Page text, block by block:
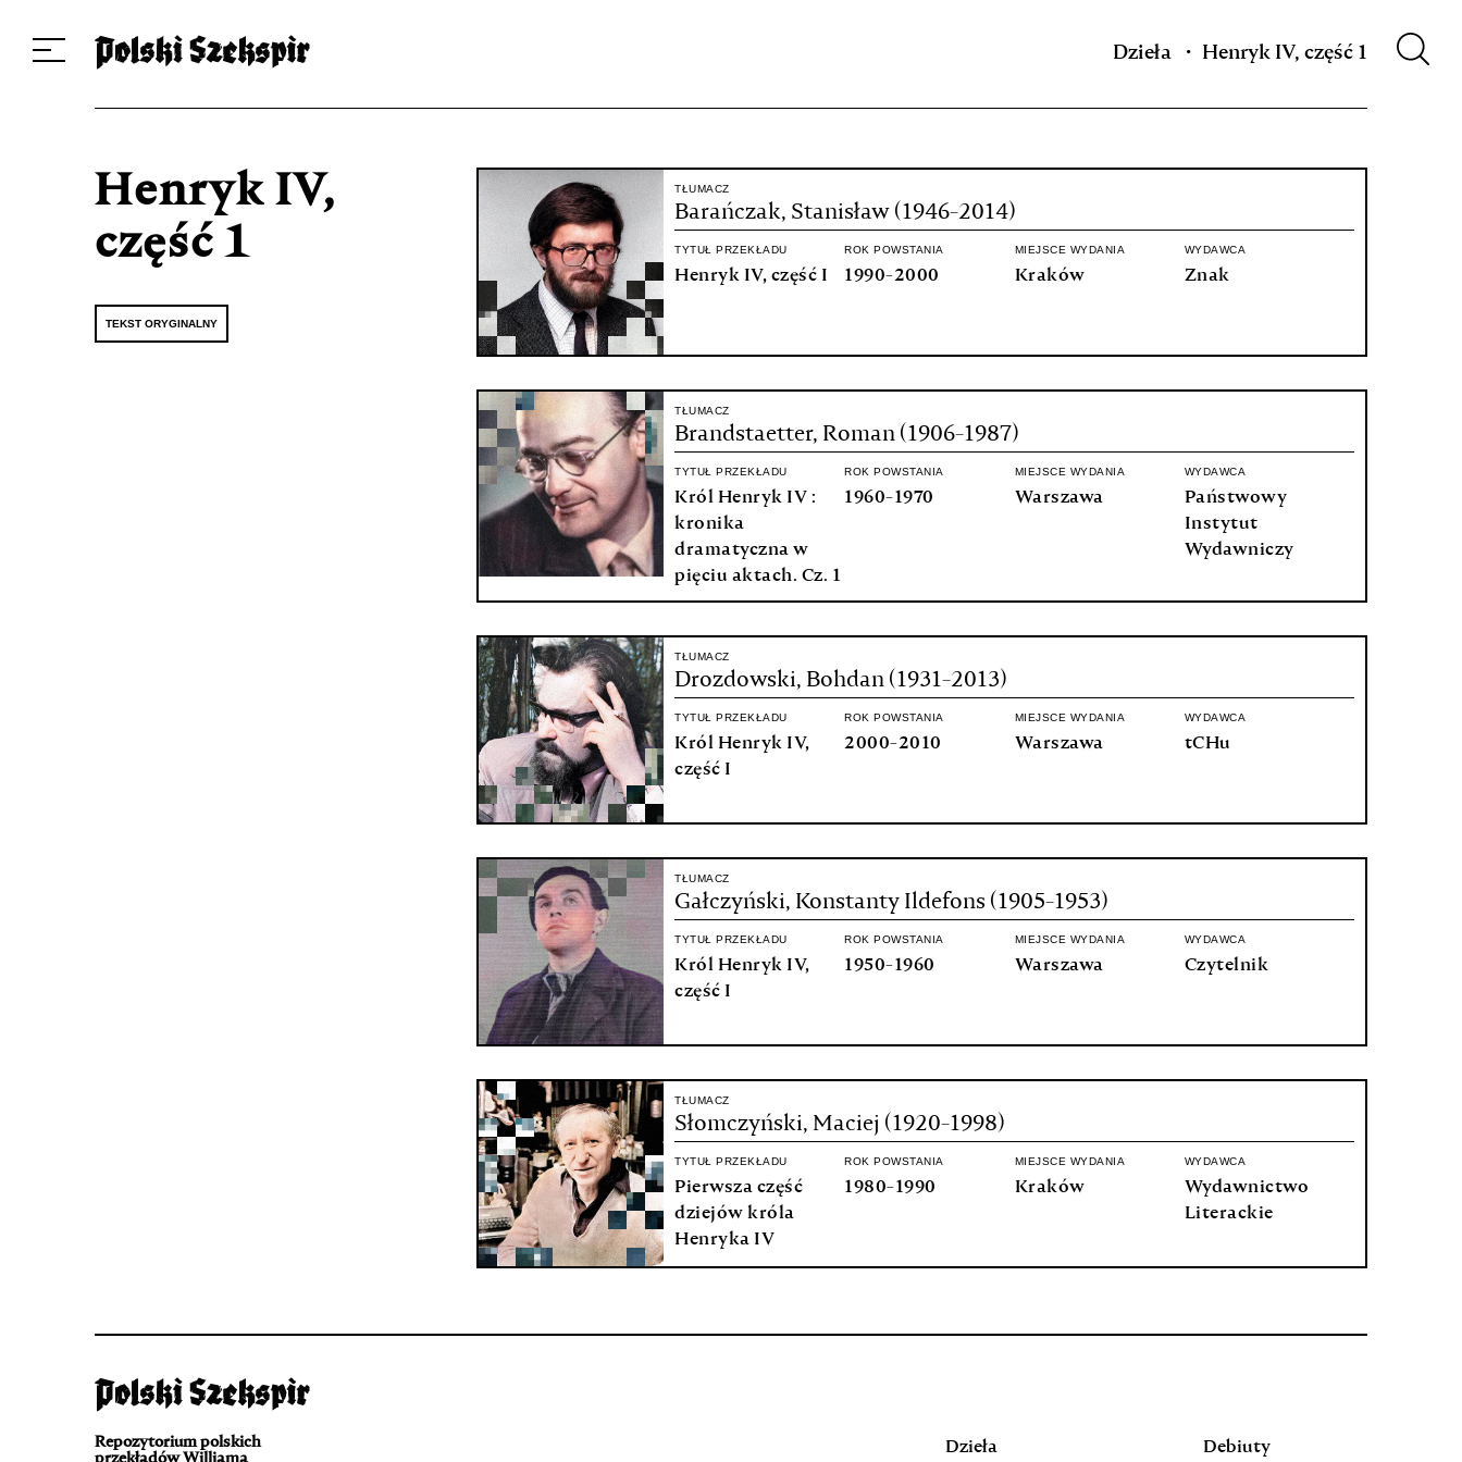
Dzieła Henryk IV, część 1
Henryk IV,
część 1
TEKST ORYGINALNY
TŁUMACZ
Barańczak, Stanisław (1946-2014)
TYTUŁ PRZEKŁADU
Henryk IV, część I
ROK POWSTANIA
1990-2000
MIEJSCE WYDANIA
Kraków
WYDAWCA
Znak
TŁUMACZ
Brandstaetter, Roman (1906-1987)
TYTUŁ PRZEKŁADU
Król Henryk IV :
kronika
dramatyczna w
pięciu aktach. Cz. 1
ROK POWSTANIA
1960-1970
MIEJSCE WYDANIA
Warszawa
WYDAWCA
Państwowy
Instytut
Wydawniczy
TŁUMACZ
Drozdowski, Bohdan (1931-2013)
TYTUŁ PRZEKŁADU
Król Henryk IV,
część I
ROK POWSTANIA
2000-2010
MIEJSCE WYDANIA
Warszawa
WYDAWCA
tCHu
TŁUMACZ
Gałczyński, Konstanty Ildefons (1905-1953)
TYTUŁ PRZEKŁADU
Król Henryk IV,
część I
ROK POWSTANIA
1950-1960
MIEJSCE WYDANIA
Warszawa
WYDAWCA
Czytelnik
TŁUMACZ
Słomczyński, Maciej (1920-1998)
TYTUŁ PRZEKŁADU
Pierwsza część
dziejów króla
Henryka IV
ROK POWSTANIA
1980-1990
MIEJSCE WYDANIA
Kraków
WYDAWCA
Wydawnictwo
Literackie
Repozytorium polskich
przekładów Williama
Dzieła Debiuty